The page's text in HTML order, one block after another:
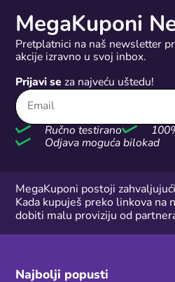
MegaKuponi
Pretplatnici na naš newsletter
akcije izravno u svoj inbox.
Prijavi se za najveću uštedu!
Ručno testirano
Odjava moguća bilokad
MegaKuponi postoji
Kada kupuješ preko linkova na
dobiti malu proviziju od
Najbolji popusti